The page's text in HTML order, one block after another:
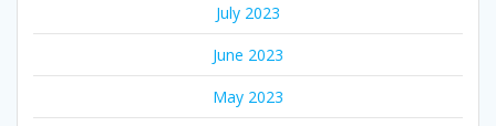
July 2023
June 2023
May 2023